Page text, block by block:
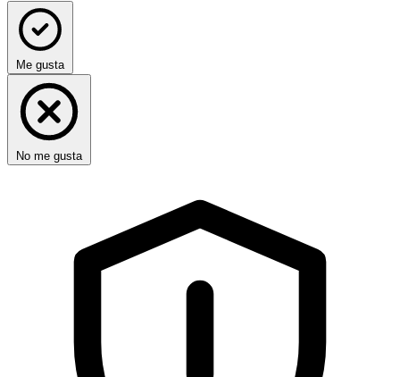
Me gusta
No me gusta